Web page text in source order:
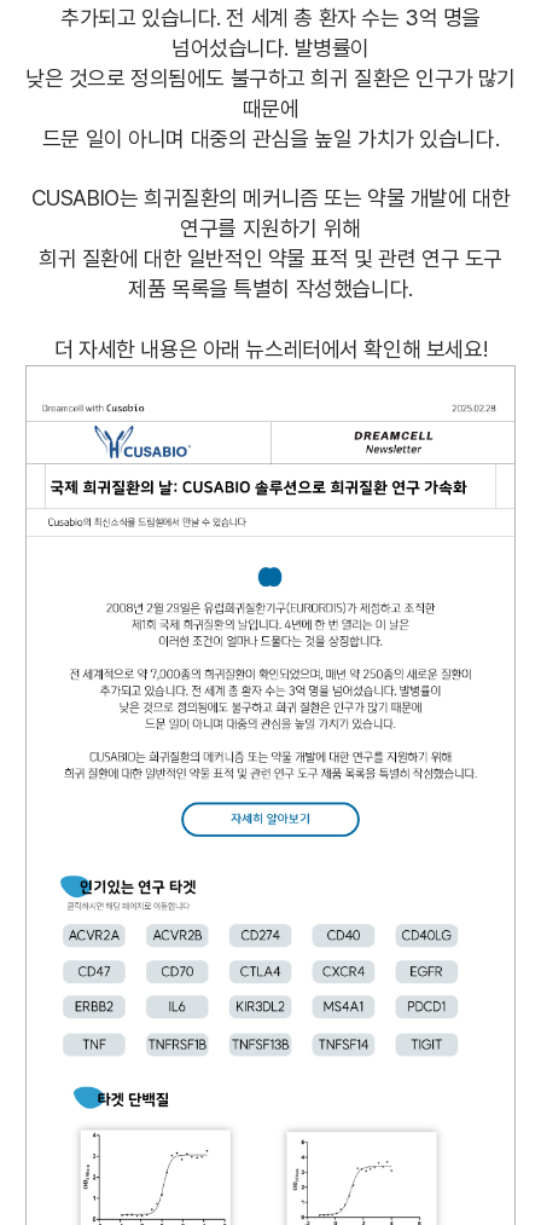
추가되고 있습니다. 전 세계 총 환자 수는 3억 명을
넘어섰습니다. 발병률이
낮은 것으로 정의됨에도 불구하고 희귀 질환은 인구가 많기
때문에
드문 일이 아니며 대중의 관심을 높일 가치가 있습니다.
CUSABIO는 희귀질환의 메커니즘 또는 약물 개발에 대한
연구를 지원하기 위해
희귀 질환에 대한 일반적인 약물 표적 및 관련 연구 도구
제품 목록을 특별히 작성했습니다.
더 자세한 내용은 아래 뉴스레터에서 확인해 보세요!